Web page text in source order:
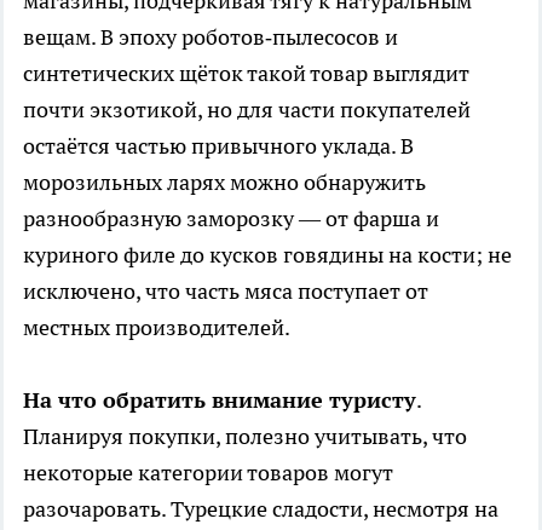
вещам. В эпоху роботов‑пылесосов и
синтетических щёток такой товар выглядит
почти экзотикой, но для части покупателей
остаётся частью привычного уклада. В
морозильных ларях можно обнаружить
разнообразную заморозку — от фарша и
куриного филе до кусков говядины на кости; не
исключено, что часть мяса поступает от
местных производителей.
На что обратить внимание туристу.
Планируя покупки, полезно учитывать, что
некоторые категории товаров могут
разочаровать. Турецкие сладости, несмотря на